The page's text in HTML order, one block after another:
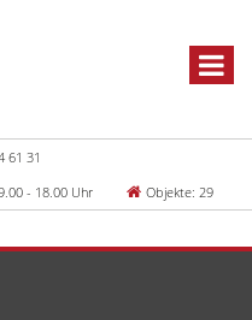
61 31
- 18.00 Uhr
Objekte: 29